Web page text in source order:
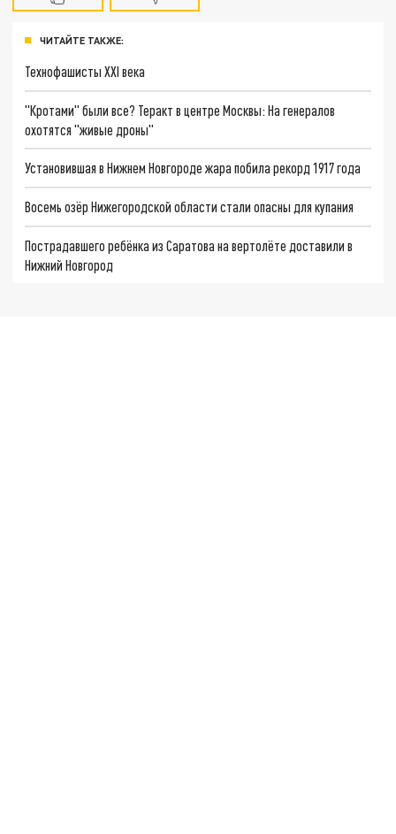
ЧИТАЙТЕ ТАКЖЕ:
Технофашисты XXI века
"Кротами" были все? Теракт в центре Москвы: На генералов
охотятся "живые дроны"
Установившая в Нижнем Новгороде жара побила рекорд 1917 года
Восемь озёр Нижегородской области стали опасны для купания
Пострадавшего ребёнка из Саратова на вертолёте доставили в
Нижний Новгород